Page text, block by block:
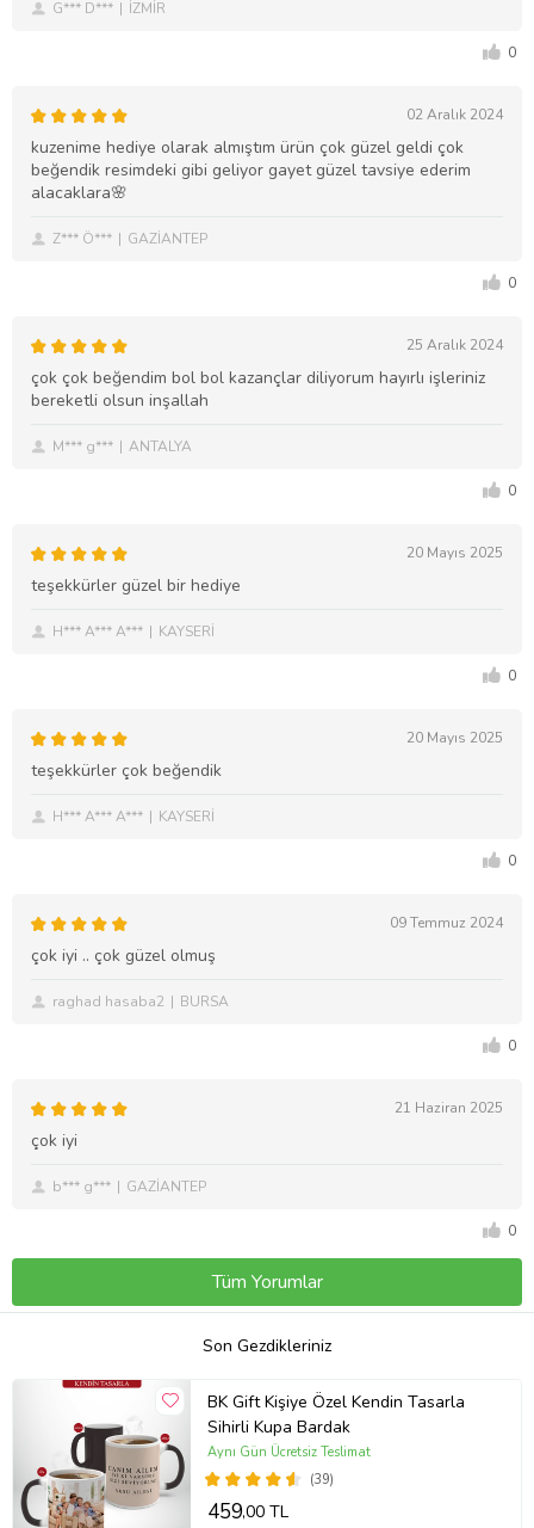
G*** D*** İZMİR
0
02 Aralık 2024
kuzenime hediye olarak almıştım ürün çok güzel geldi çok
beğendik resimdeki gibi geliyor gayet güzel tavsiye ederim
alacaklara🌸
Z*** Ö*** GAZİANTEP
0
25 Aralık 2024
çok çok beğendim bol bol kazançlar diliyorum hayırlı işleriniz
bereketli olsun inşallah
M*** g*** ANTALYA
0
20 Mayıs 2025
teşekkürler güzel bir hediye
H*** A*** A*** KAYSERİ
0
20 Mayıs 2025
teşekkürler çok beğendik
H*** A*** A*** KAYSERİ
0
09 Temmuz 2024
çok iyi .. çok güzel olmuş
raghad hasaba2 BURSA
0
21 Haziran 2025
çok iyi
b*** g*** GAZİANTEP
0
Tüm Yorumlar
Son Gezdikleriniz
BK Gift Kişiye Özel Kendin Tasarla
Sihirli Kupa Bardak
(39)
Aynı Gün Ücretsiz Teslimat
459,00 TL